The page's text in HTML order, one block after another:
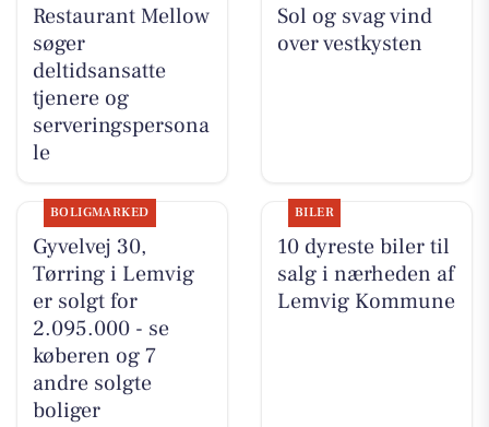
Restaurant Mellow
søger
deltidsansatte
tjenere og
serveringspersona
le
Sol og svag vind
over vestkysten
BOLIGMARKED
Gyvelvej 30,
Tørring i Lemvig
er solgt for
2.095.000 - se
køberen og 7
andre solgte
boliger
BILER
10 dyreste biler til
salg i nærheden af
Lemvig Kommune